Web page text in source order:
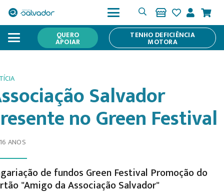
QUERO
APOIAR
TENHO DEFICIÊNCIA
MOTORA
Salvador
no Green Festival
ANOS
de fundos Green Festival Promoção do
"Amigo da Associação Salvador"